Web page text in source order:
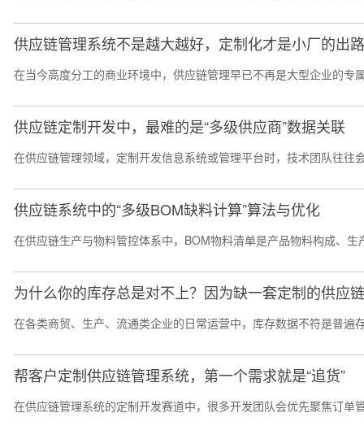
供应链管理系统不是越大越好，定制化才是小厂的出路
在当今高度分工的商业环境中，供应链管理早已不再是大型企业的
供应链定制开发中，最难的是“多级供应商”数据关联
在供应链管理领域，定制开发信息系统或管理平台时，技术团队往
供应链系统中的“多级BOM缺料计算”算法与优化
在供应链生产与物料管控体系中，BOM物料清单是产品物料构成、
为什么你的库存总是对不上？因为缺一套定制的供应
在各类商贸、生产、流通类企业的日常运营中，库存数据不符是普
帮客户定制供应链管理系统，第一个需求就是“追货”
在供应链管理系统的定制开发赛道中，很多开发团队会优先聚焦订